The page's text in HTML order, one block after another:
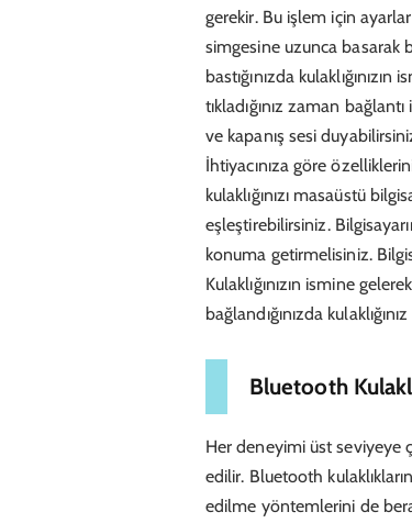
gerekir. Bu işlem için
simgesine uzunca basarak
bastığınızda
tıkladığınız zaman
ve kapanış sesi
İhtiyacınıza göre
kulaklığınızı masaüstü
eşleştirebilirsiniz.
konuma getirmelisiniz.
Kulaklığınızın ismine
bağlandığınızda
Bluetooth
Her deneyimi üst seviyeye
edilir. Bluetooth
edilme yöntemlerini de